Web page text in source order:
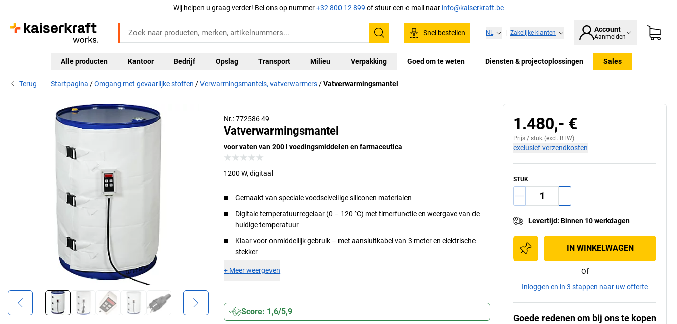
Wij helpen u graag verder! Bel ons op nummer+32 800 12 899 of stuur een e-mail naar info@kaiserkraft.be
Zoeken
Snel bestellen NL Zakelijke klanten Account
Aanmelden
Alle producten Kantoor Bedrijf Opslag Transport Milieu Verpakking Goed om te weten Diensten & projectoplossingen Sales
Terug Startpagina Omgang met gevaarlijke stoffen Verwarmingsmantels, vatverwarmers Vatverwarmingsmantel
Nr.: 772586 49
Vatverwarmingsmantel
voor vaten van 200 l voedingsmiddelen en farmaceutica
1200 W, digitaal
Gemaakt van speciale voedselveilige siliconen materialen
Digitale temperatuurregelaar (0 – 120 °C) met timerfunctie en weergave van de
huidige temperatuur
Klaar voor onmiddellijk gebruik – met aansluitkabel van 3 meter en elektrische
stekker
+ Meer weergeven
Score: 1,6/5,9
1.480,- €
Prijs / stuk (excl. BTW)
exclusief verzendkosten
STUK
Levertijd: Binnen 10 werkdagen
IN WINKELWAGEN
Of
Inloggen en in 3 stappen naar uw offerte
Goede redenen om bij ons te kopen